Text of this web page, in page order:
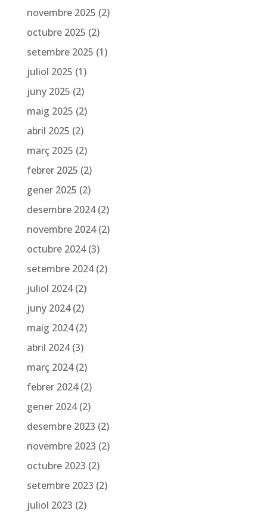
novembre 2025 (2)
octubre 2025 (2)
setembre 2025 (1)
juliol 2025 (1)
juny 2025 (2)
maig 2025 (2)
abril 2025 (2)
març 2025 (2)
febrer 2025 (2)
gener 2025 (2)
desembre 2024(2)
novembre 2024(2)
octubre 2024(3)
setembre 2024(2)
juliol 2024(2)
juny 2024(2)
maig 2024(2)
abril 2024(3)
març 2024(2)
febrer 2024(2)
gener 2024(2)
desembre 2023 (2)
novembre 2023 (2)
octubre 2023 (2)
setembre 2023 (2)
juliol 2023 (2)